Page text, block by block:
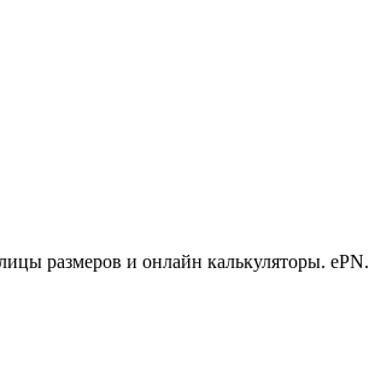
размеров и онлайн калькуляторы. ePN.